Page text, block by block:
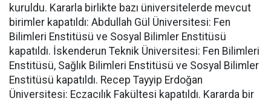
kuruldu. Kararla birlikte bazı üniversitelerde mevcut
birimler kapatıldı: Abdullah Gül Üniversitesi: Fen
Bilimleri Enstitüsü ve Sosyal Bilimler Enstitüsü
kapatıldı. İskenderun Teknik Üniversitesi: Fen Bilimleri
Enstitüsü, Sağlık Bilimleri Enstitüsü ve Sosyal Bilimler
Enstitüsü kapatıldı. Recep Tayyip Erdoğan
Üniversitesi: Eczacılık Fakültesi kapatıldı. Kararda bir